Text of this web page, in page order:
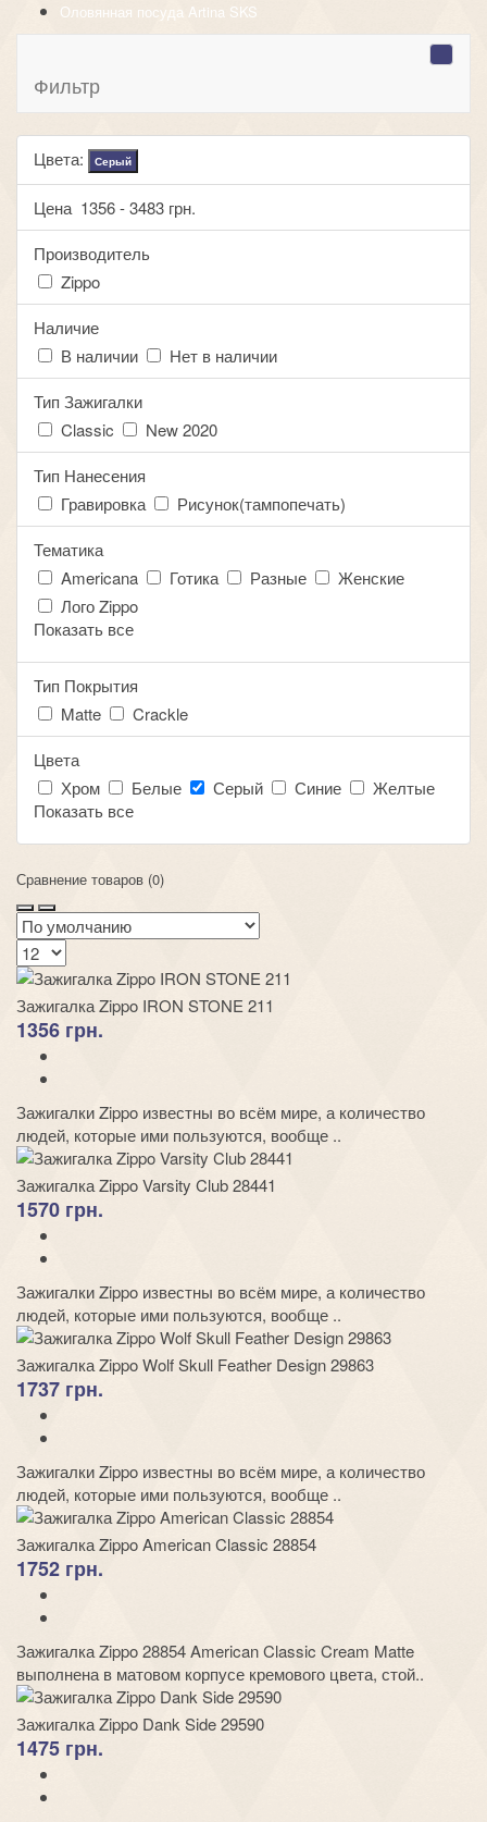
Оловянная посуда Artina SKS
Фильтр
Цвета: Серый
Цена 1356-3483 грн.
Производитель
Zippo
Наличие
В наличии
Нет в наличии
Тип Зажигалки
Classic
New 2020
Тип Нанесения
Гравировка
Рисунок(тампопечать)
Тематика
Americana
Готика Разные
Женские
Лого Zippo
Показать все
Тип Покрытия
Matte
Crackle
Цвета
Хром
Белые Серый Синие
Желтые
Показать все
Сравнение товаров (0)
Зажигалка Zippo IRON STONE 211
1356 грн.
Зажигалки Zippo известны во всём мире, а количество
людей, которые ими пользуются, вообще ..
Зажигалка Zippo Varsity Club 28441
1570 грн.
Зажигалки Zippo известны во всём мире, а количество
людей, которые ими пользуются, вообще ..
Зажигалка Zippo Wolf Skull Feather Design 29863
1737 грн.
Зажигалки Zippo известны во всём мире, а количество
людей, которые ими пользуются, вообще ..
Зажигалка Zippo American Classic 28854
1752 грн.
Зажигалка Zippo 28854 American Classic Cream Matte
выполнена в матовом корпусе кремового цвета, стой..
Зажигалка Zippo Dank Side 29590
1475 грн.